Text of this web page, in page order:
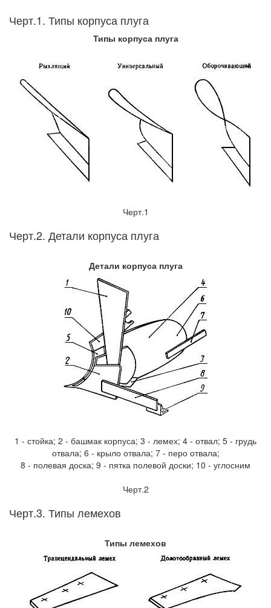
Черт.1. Типы корпуса плуга
Типы корпуса плуга
Черт.1
Черт.2. Детали корпуса плуга
Детали корпуса плуга
1 - стойка; 2 - башмак корпуса; 3 - лемех; 4 - отвал; 5 - грудь
отвала; 6 - крыло отвала; 7 - перо отвала;
8 - полевая доска; 9 - пятка полевой доски; 10 - углосним
Черт.2
Черт.3. Типы лемехов
Типы лемехов